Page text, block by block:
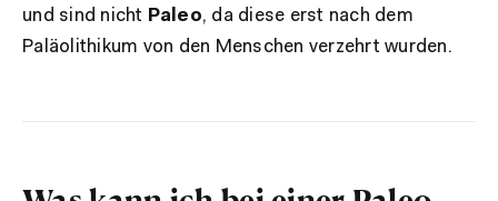
und sind nicht Paleo, da diese erst nach dem
Paläolithikum von den Menschen verzehrt wurden.